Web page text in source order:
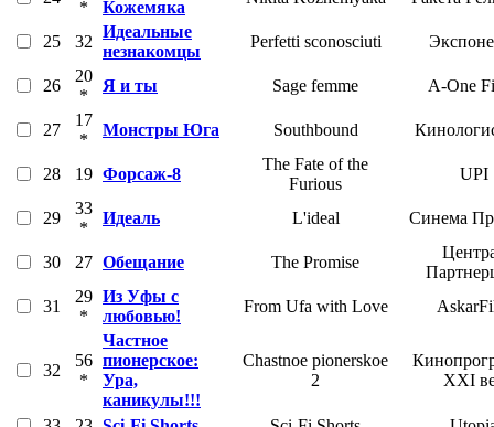
*
Кожемяка
25 32
Идеальные
незнакомцы
Perfetti sconosciuti
26
20
*
Я и ты Sage femme A-One
27
17
*
Монстры Юга Southbound
28 19 Форсаж-8
The Fate of the
Furious
UPI
29
33
*
Идеаль L'ideal Синема
30 27 Обещание The Promise
31
29
*
Из Уфы с
любовью!
From Ufa with Love
32
56
*
Частное
пионерское:
Ура,
каникулы!!!
Chastnoe pionerskoe
2
XXI